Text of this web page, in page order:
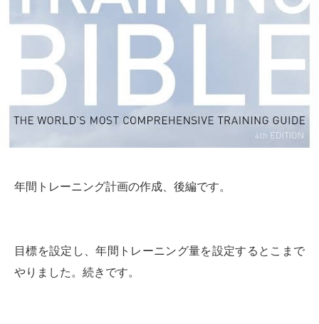
年間トレーニング計画の作成、後編です。
目標を設定し、年間トレーニング量を設定するとこまで
やりました。続きです。